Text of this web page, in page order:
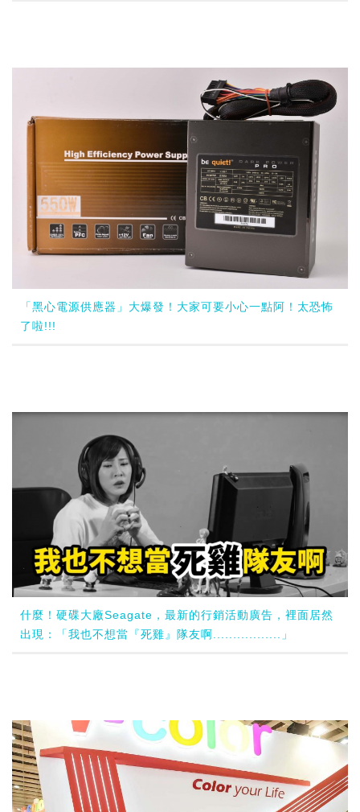
「黑心電源供應器」大爆發！大家可要小心一點阿！太恐怖
了啦!!!
什麼！硬碟大廠Seagate，最新的行銷活動廣告，裡面居然
出現：「我也不想當『死雞』隊友啊.................」